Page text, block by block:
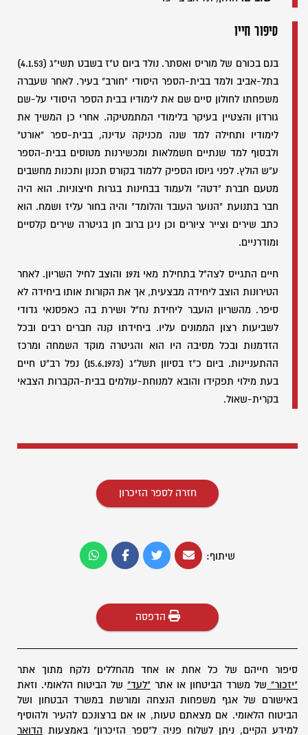
סיפור חייו
בנם בכורם של מוריס ואסתר. נולד ביום ט"ז בשבט תשי"ג (4.1.53)
בתל-אביב ולמד בבית-הספר היסודי "חורב" בעיר. לאחר שעברה
משפחתו לחולון סיים שם את לימודיו בבית הספר היסודי על-שם
גורדון והצטיין בעיקר בלימודי המתמטיקה. אחרי כן המשיך את
לימודיו ותחילה למד שנה מכניקה עדינה, בבית-ספר "אורט"
ולבסוף למד שנתיים חשמלאות ומכשירנות מטוסים בבית-הספר
ע"ש הולץ. לפני גיוסו הספיק ללמוד בקורס תכנון ותכנות מחשבים
מטעם חברת "דטה" ולעמוד בבחינות בגרות חיצוניות. הוא היה
חבר בתנועת "הנוער העובד והלומד" והיה בחור עליז ושמח. הוא
כתב שירים וצייר ציורים וכן ניגן ברוב חן בגיטרה שירים קלסיים
ומודרניים.
חיים התגייס לצה"ל בתחילת מאי 1971 והוצב לחיל השריון. לאחר
הטירונות הוצב ליחידה מבצעית, אך את הקורות אותו ביחידה לא
סיפר. מהשריון הועבר ליחידת נח"ל ושירת בה כאפסנאי גדודי
לשביעות רצון הממונים עליו. ביחידתו קנה חברים רבים ובכל
הזדמנות ובכל מסיבה היו הוא והגיטרה מוקד השמחה ומרכז
ההתעניינות. ביום כ"ז בסיוון תשל"ג (15.6.1973) נפל רב"ט חיים
בעת מילוי תפקידו והובא למנוחת-עולמים בבית-הקברות הצבאי
בקרית-שאול.
חזרה לספר הזיכרון
שיתוף:
הדפסה
סיפור חייהם של כל אחת או אחד מהחללים נלקח מתוך אתר
"יזכור" של משרד הביטחון או אתר "לעד" של הביטוח הלאומי. וזאת
באישורם של אגף משפחות הנצחה ומורשת במשרד הבטחון ושל
הביטוח הלאומי. אם מצאתם טעות, או אם ברצונכם להעיר ולהוסיף
למידע הקיים, ניתן לשלוח פניה ל"ספר הזיכרון" באמצעות הדואר